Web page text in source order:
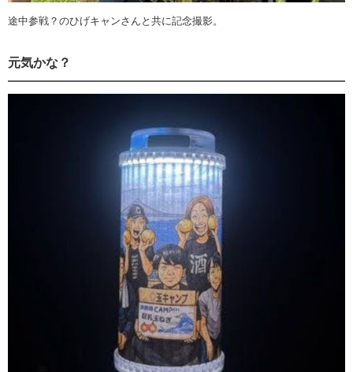
途中参戦？のひげキャンさんと共に記念撮影。
元気かな？